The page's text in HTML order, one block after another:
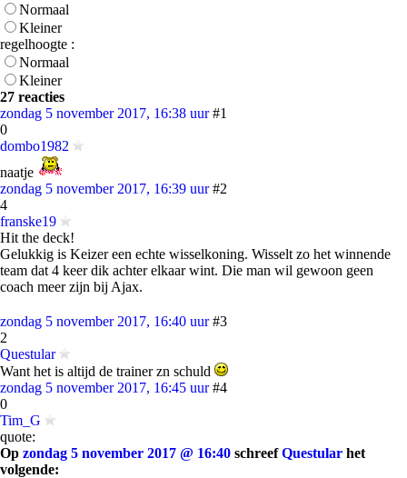
Normaal
Kleiner
regelhoogte :
Normaal
Kleiner
27 reacties
zondag 5 november 2017, 16:38 uur #1
0
dombo1982
naatje
zondag 5 november 2017, 16:39 uur #2
4
franske19
Hit the deck!
Gelukkig is Keizer een echte wisselkoning. Wisselt zo het winnende
team dat 4 keer dik achter elkaar wint. Die man wil gewoon geen
coach meer zijn bij Ajax.
zondag 5 november 2017, 16:40 uur #3
2
Questular
Want het is altijd de trainer zn schuld
zondag 5 november 2017, 16:45 uur #4
0
Tim_G
quote:
Op zondag 5 november 2017 @ 16:40 schreefQuestular het
volgende: